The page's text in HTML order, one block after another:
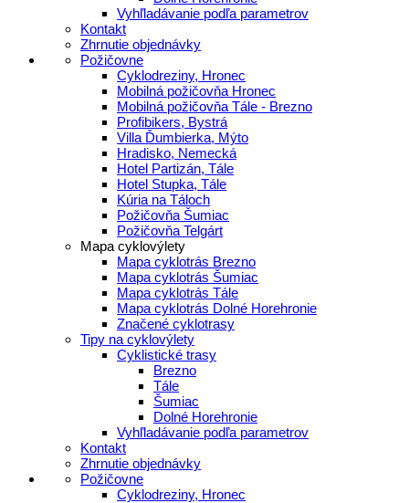
Vyhľladávanie podľa parametrov
Kontakt
Zhrnutie objednávky
Požičovne
Cyklodreziny, Hronec
Mobilná požičovňa Hronec
Mobilná požičovňa Tále - Brezno
Profibikers, Bystrá
Villa Ďumbierka, Mýto
Hradisko, Nemecká
Hotel Partizán, Tále
Hotel Stupka, Tále
Kúria na Táloch
Požičovňa Šumiac
Požičovňa Telgárt
Mapa cyklovýlety
Mapa cyklotrás Brezno
Mapa cyklotrás Šumiac
Mapa cyklotrás Tále
Mapa cyklotrás Dolné Horehronie
Značené cyklotrasy
Tipy na cyklovýlety
Cyklistické trasy
Brezno
Tále
Šumiac
Dolné Horehronie
Vyhľladávanie podľa parametrov
Kontakt
Zhrnutie objednávky
Požičovne
Cyklodreziny, Hronec